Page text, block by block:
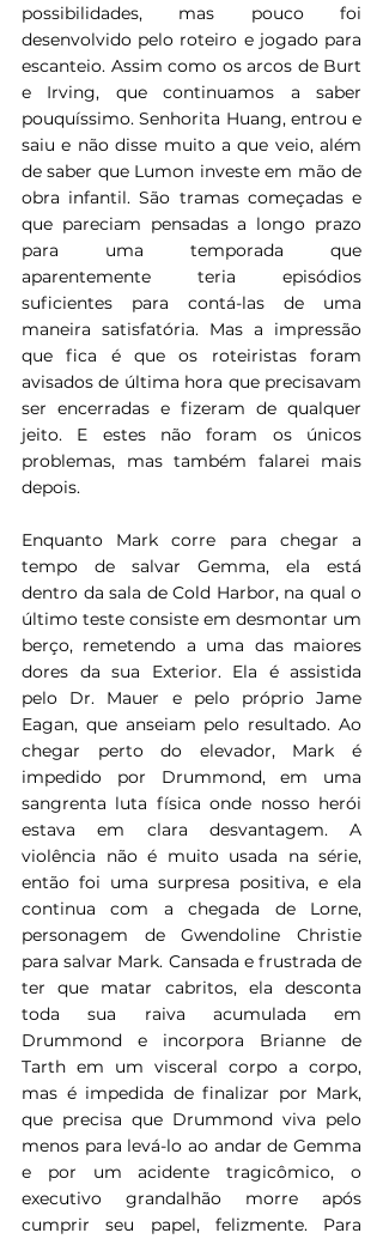
possibilidades, mas pouco foi
desenvolvido pelo roteiro e jogado para
escanteio. Assim como os arcos de Burt
e Irving, que continuamos a saber
pouquíssimo. Senhorita Huang, entrou e
saiu e não disse muito a que veio, além
de saber que Lumon investe em mão de
obra infantil. São tramas começadas e
que pareciam pensadas a longo prazo
para uma temporada que
aparentemente teria episódios
suficientes para contá-las de uma
maneira satisfatória. Mas a impressão
que fica é que os roteiristas foram
avisados de última hora que precisavam
ser encerradas e fizeram de qualquer
jeito. E estes não foram os únicos
problemas, mas também falarei mais
depois.
Enquanto Mark corre para chegar a
tempo de salvar Gemma, ela está
dentro da sala de Cold Harbor, na qual o
último teste consiste em desmontar um
berço, remetendo a uma das maiores
dores da sua Exterior. Ela é assistida
pelo Dr. Mauer e pelo próprio Jame
Eagan, que anseiam pelo resultado. Ao
chegar perto do elevador, Mark é
impedido por Drummond, em uma
sangrenta luta física onde nosso herói
estava em clara desvantagem. A
violência não é muito usada na série,
então foi uma surpresa positiva, e ela
continua com a chegada de Lorne,
personagem de Gwendoline Christie
para salvar Mark. Cansada e frustrada de
ter que matar cabritos, ela desconta
toda sua raiva acumulada em
Drummond e incorpora Brianne de
Tarth em um visceral corpo a corpo,
mas é impedida de finalizar por Mark,
que precisa que Drummond viva pelo
menos para levá-lo ao andar de Gemma
e por um acidente tragicômico, o
executivo grandalhão morre após
cumprir seu papel, felizmente. Para